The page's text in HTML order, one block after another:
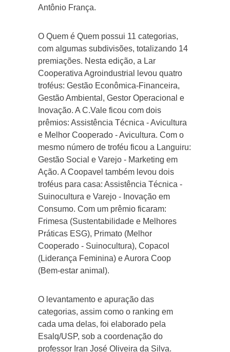
Antônio França.
O Quem é Quem possui 11 categorias,
com algumas subdivisões, totalizando 14
premiações. Nesta edição, a Lar
Cooperativa Agroindustrial levou quatro
troféus: Gestão Econômica-Financeira,
Gestão Ambiental, Gestor Operacional e
Inovação. A C.Vale ficou com dois
prêmios: Assistência Técnica - Avicultura
e Melhor Cooperado - Avicultura. Com o
mesmo número de troféu ficou a Languiru:
Gestão Social e Varejo - Marketing em
Ação. A Coopavel também levou dois
troféus para casa: Assistência Técnica -
Suinocultura e Varejo - Inovação em
Consumo. Com um prêmio ficaram:
Frimesa (Sustentabilidade e Melhores
Práticas ESG), Primato (Melhor
Cooperado - Suinocultura), Copacol
(Liderança Feminina) e Aurora Coop
(Bem-estar animal).
O levantamento e apuração das
categorias, assim como o ranking em
cada uma delas, foi elaborado pela
Esalq/USP, sob a coordenação do
professor Iran José Oliveira da Silva.